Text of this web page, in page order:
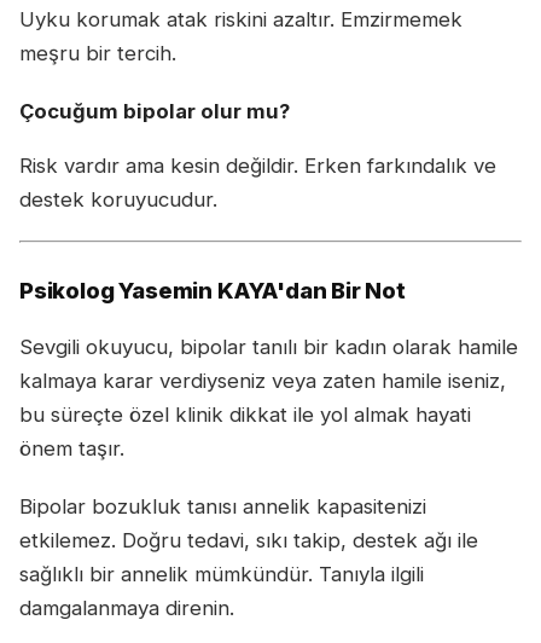
Uyku korumak atak riskini azaltır. Emzirmemek
meşru bir tercih.
Çocuğum bipolar olur mu?
Risk vardır ama kesin değildir. Erken farkındalık ve
destek koruyucudur.
Psikolog Yasemin KAYA'dan Bir Not
Sevgili okuyucu, bipolar tanılı bir kadın olarak hamile
kalmaya karar verdiyseniz veya zaten hamile iseniz,
bu süreçte özel klinik dikkat ile yol almak hayati
önem taşır.
Bipolar bozukluk tanısı annelik kapasitenizi
etkilemez. Doğru tedavi, sıkı takip, destek ağı ile
sağlıklı bir annelik mümkündür. Tanıyla ilgili
damgalanmaya direnin.